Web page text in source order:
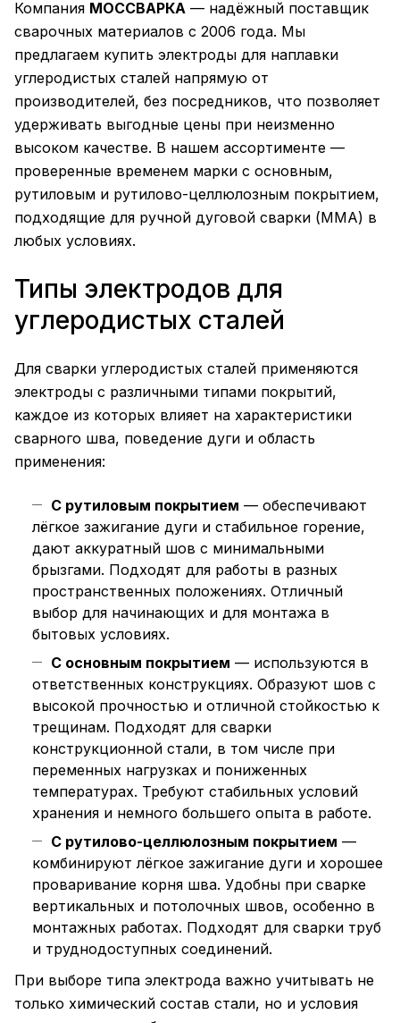
Компания МОССВАРКА — надёжный поставщик
сварочных материалов с 2006 года. Мы
предлагаем купить электроды для наплавки
углеродистых сталей напрямую от
производителей, без посредников, что позволяет
удерживать выгодные цены при неизменно
высоком качестве. В нашем ассортименте —
проверенные временем марки с основным,
рутиловым и рутилово-целлюлозным покрытием,
подходящие для ручной дуговой сварки (ММА) в
любых условиях.
Типы электродов для
углеродистых сталей
Для сварки углеродистых сталей применяются
электроды с различными типами покрытий,
каждое из которых влияет на характеристики
сварного шва, поведение дуги и область
применения:
С рутиловым покрытием — обеспечивают
лёгкое зажигание дуги и стабильное горение,
дают аккуратный шов с минимальными
брызгами. Подходят для работы в разных
пространственных положениях. Отличный
выбор для начинающих и для монтажа в
бытовых условиях.
С основным покрытием — используются в
ответственных конструкциях. Образуют шов с
высокой прочностью и отличной стойкостью к
трещинам. Подходят для сварки
конструкционной стали, в том числе при
переменных нагрузках и пониженных
температурах. Требуют стабильных условий
хранения и немного большего опыта в работе.
С рутилово-целлюлозным покрытием —
комбинируют лёгкое зажигание дуги и хорошее
проваривание корня шва. Удобны при сварке
вертикальных и потолочных швов, особенно в
монтажных работах. Подходят для сварки труб
и труднодоступных соединений.
При выборе типа электрода важно учитывать не
только химический состав стали, но и условия